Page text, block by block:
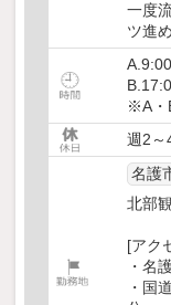
一度
ツ進
※A・
週2～
名護
北部
[アク
・名
・国